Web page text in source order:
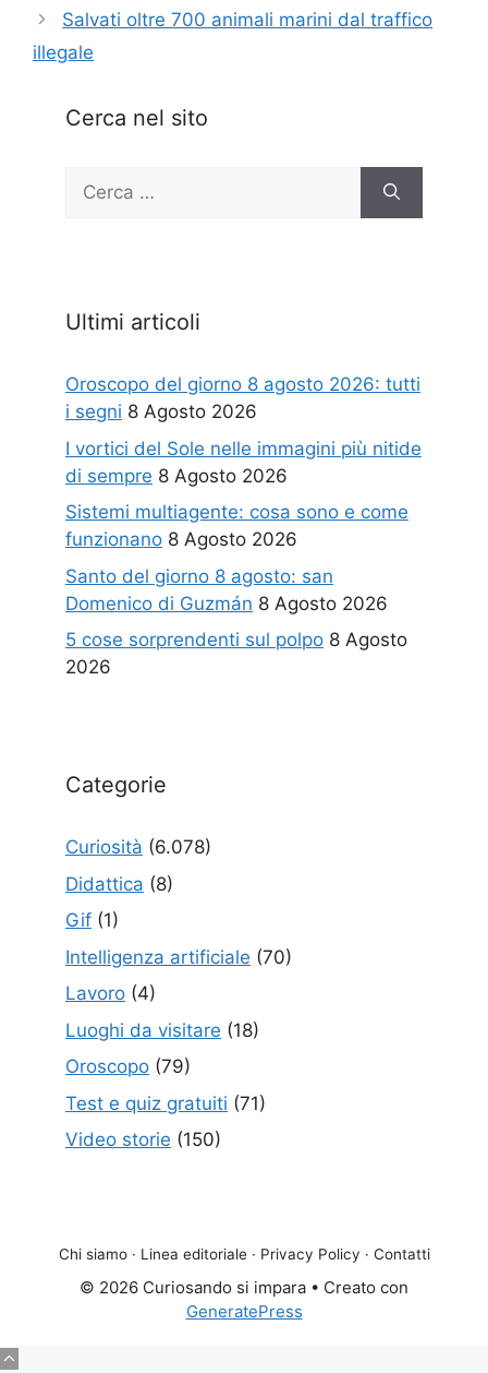
Salvati oltre 700 animali marini dal traffico
illegale
Cerca nel sito
Ricerca
Ultimi articoli
Oroscopo del giorno 8 agosto 2026: tutti
i segni 8 Agosto 2026
I vortici del Sole nelle immagini più nitide
di sempre 8 Agosto 2026
Sistemi multiagente: cosa sono e come
funzionano 8 Agosto 2026
Santo del giorno 8 agosto: san
Domenico di Guzmán 8 Agosto 2026
5 cose sorprendenti sul polpo 8 Agosto
2026
Categorie
Curiosità (6.078)
Didattica (8)
Gif (1)
Intelligenza artificiale (70)
Lavoro (4)
Luoghi da visitare (18)
Oroscopo (79)
Test e quiz gratuiti (71)
Video storie (150)
Chi siamo · Linea editoriale · Privacy Policy · Contatti
© 2026 Curiosando si impara • Creato con
GeneratePress